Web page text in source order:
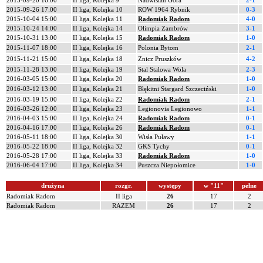
2015-09-26 17:00
II liga, Kolejka 10 ROW 1964 Rybnik
0-3
2015-10-04 15:00
II liga, Kolejka 11 Radomiak Radom
4-0
2015-10-24 14:00
II liga, Kolejka 14 Olimpia Zambrów
3-1
2015-10-31 13:00
II liga, Kolejka 15 Radomiak Radom
1-0
2015-11-07 18:00
II liga, Kolejka 16 Polonia Bytom
2-1
2015-11-21 15:00
II liga, Kolejka 18 Znicz Pruszków
4-2
2015-11-28 13:00
II liga, Kolejka 19 Stal Stalowa Wola
2-3
2016-03-05 15:00
II liga, Kolejka 20 Radomiak Radom
1-0
2016-03-12 13:00
II liga, Kolejka 21 Błękitni Stargard Szczeciński
1-0
2016-03-19 15:00
II liga, Kolejka 22 Radomiak Radom
2-1
2016-03-26 12:00
II liga, Kolejka 23 Legionovia Legionowo
1-1
2016-04-03 15:00
II liga, Kolejka 24 Radomiak Radom
0-1
2016-04-16 17:00
II liga, Kolejka 26 Radomiak Radom
0-1
2016-05-11 18:00
II liga, Kolejka 30 Wisła Puławy
1-1
2016-05-22 18:00
II liga, Kolejka 32 GKS Tychy
0-1
2016-05-28 17:00
II liga, Kolejka 33 Radomiak Radom
1-0
2016-06-04 17:00
II liga, Kolejka 34 Puszcza Niepołomice 1-0
drużyna rozgr. występy w "11"
pełne
Radomiak Radom
II liga 26 17
2
Radomiak Radom
RAZEM 26 17 2